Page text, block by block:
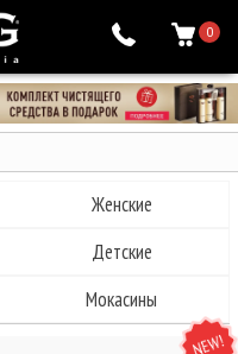
0
Женские
Детские
Мокасины
NEW